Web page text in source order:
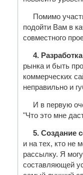
Помимо
подойти Вам в
совместного
4.
рынка и быть
коммерческих
неправильно и
И в первую
"Что это мне
5. Создание
и на тех, кто не
рассылку. Я
составляющей